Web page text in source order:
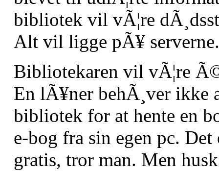
bibliotek vil vÃ¦re
Alt vil ligge pÃ¥ serverne.
Bibliotekaren vil vÃ¦re
En lÃ¥ner behÃ¸ver ikke
bibliotek for at hente en
e-bog fra sin egen pc.
gratis, tror man. Men